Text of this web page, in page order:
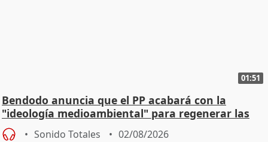
01:51
Bendodo anuncia que el PP acabará con la
"ideología medioambiental" para regenerar las
playas
Sonido Totales 02/08/2026